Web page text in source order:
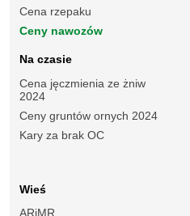
Cena rzepaku
Ceny nawozów
Na czasie
Cena jęczmienia ze żniw
2024
Ceny gruntów ornych 2024
Kary za brak OC
Wieś
ARiMR